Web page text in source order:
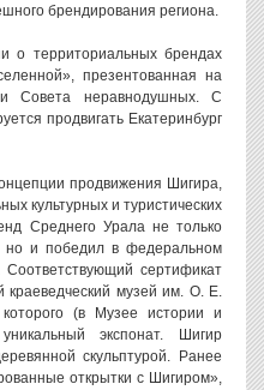
брендирования региона.
о территориальных брендах
презентованная на
Совета неравнодушных. С
продвигать Екатеринбург
продвижения Шигира,
культурных и туристических
Среднего Урала не только
но и победил в федеральном
Соответствующий сертификат
краеведческий музей им. О. Е.
(в Музее истории и
экспонат. Шигир
скульптурой. Ранее
открытки с Шигиром»,